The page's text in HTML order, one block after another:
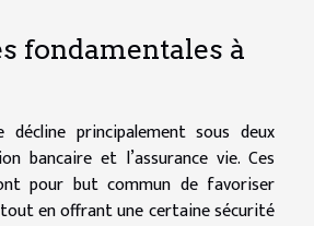
fondamentales à
principalement sous deux
bancaire et l’assurance vie. Ces
pour but commun de favoriser
en offrant une certaine sécurité